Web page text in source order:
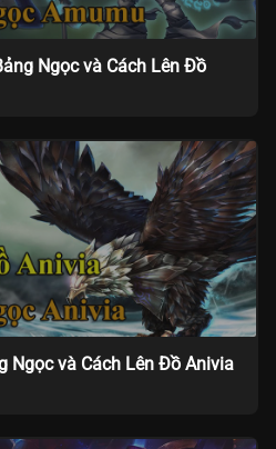
Ngọc và Cách Lên Đồ
Ngọc và Cách Lên Đồ Anivia